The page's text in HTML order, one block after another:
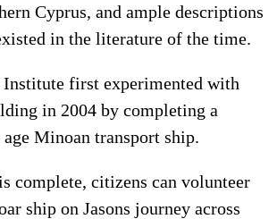
Cyprus, and ample descriptions
in the literature of the time.
Institute first experimented with
in 2004 by completing a
Minoan transport ship.
complete, citizens can volunteer
ship on Jasons journey across